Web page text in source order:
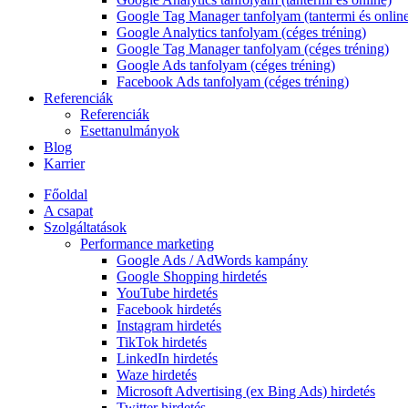
Google Tag Manager tanfolyam (tantermi és
Google Analytics tanfolyam (céges tréning)
Google Tag Manager tanfolyam (céges tréning)
Google Ads tanfolyam (céges tréning)
Facebook Ads tanfolyam (céges tréning)
Referenciák
Referenciák
Esettanulmányok
Blog
Karrier
Főoldal
A csapat
Szolgáltatások
Performance marketing
Google Ads / AdWords kampány
Google Shopping hirdetés
YouTube hirdetés
Facebook hirdetés
Instagram hirdetés
TikTok hirdetés
LinkedIn hirdetés
Waze hirdetés
Microsoft Advertising (ex Bing Ads) hirdetés